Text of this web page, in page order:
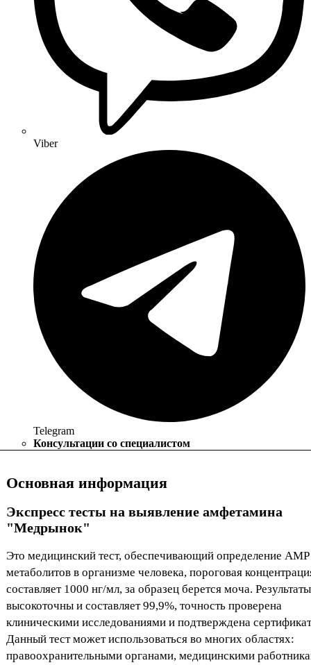
Viber
Telegram
Консультации со специалистом
Основная информация
Экспресс тесты на выявление амфетамина
"Медрынок"
Это медицинский тест, обеспечивающий определение
метаболитов в организме человека, пороговая
составляет 1000 нг/мл, за образец берется моча. Результаты
высокоточны и составляет 99,9%, точность проверена
клиническими исследованиями и подтверждена
Данный тест может использоваться во многих областях:
правоохранительными органами, медицинскими